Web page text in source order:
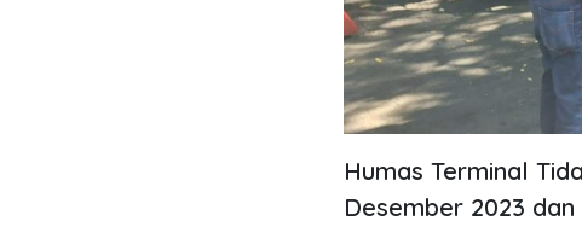
Humas Terminal
Desember 2023